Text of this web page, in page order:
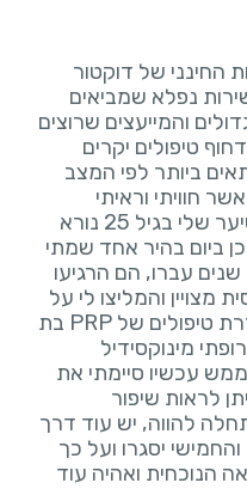
החינני של דוקטור
נפלא שמביאים
והמייעצים שרוצים
לדחוף טיפולים יקרים
ביותר לפי המצב
חוויתי וראיתי
בתחילת הדרך את נשירת השיער שלי בגיל 25 נורא
ביום בהיר אחד שמתי
עברו, הם הרגיעו
מצויין והמליצו לי על
הטיפול המתאים ביותר לי- סדרת טיפולים של PRP בת
מינוקסידיל
עכשיו סיימתי את
לראות שיפור
להווה, יש עוד דרך
יסגרו ועל כך
הנוכחית ואהיה עוד